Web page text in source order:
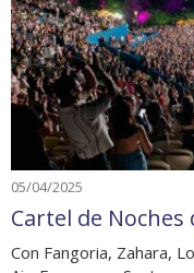
05/04/2025
Cartel de Noches
Con Fangoria, Zahara,